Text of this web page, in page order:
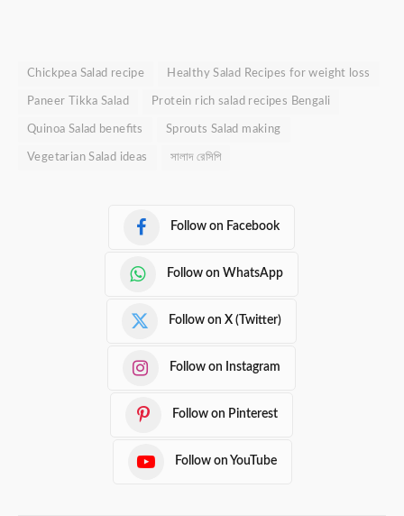
Chickpea Salad recipe Healthy Salad Recipes for weight loss
Paneer Tikka Salad Protein rich salad recipes Bengali
Quinoa Salad benefits Sprouts Salad making
Vegetarian Salad ideas সালাদ রেসিপি
Follow on Facebook
Follow on WhatsApp
Follow on X (Twitter)
Follow on Instagram
Follow on Pinterest
Follow on YouTube